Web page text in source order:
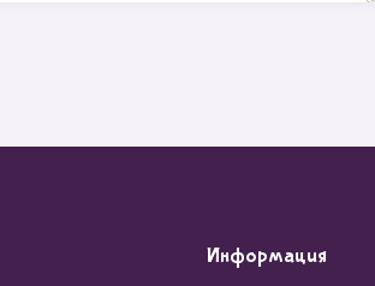
Информация